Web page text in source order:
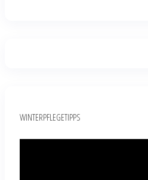
WINTERPFLEGETIPPS